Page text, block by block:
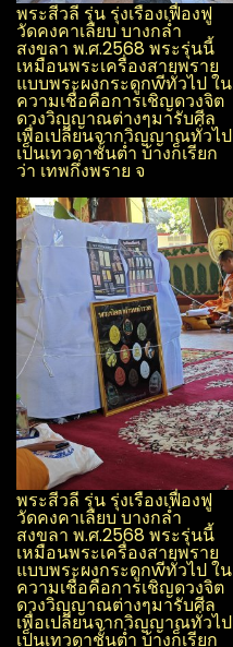
พระสีวลี รุ่น รุ่งเรือง​เฟื่องฟู​
วัด​คงคา​เลียบ​ บางกล่ำ​
สงขลา​ พ.ศ.2568 พระรุ่นนี้
เหมือนพระเครื่องสายพราย
แบบพระผง​กระดูกwีทั่วไป ใน
ความเชื่อคือการเชิญดวงจิต
ดวงวิญญาณ​ต่างๆมารับศีล
เพื่อเปลี่ยนจากวิญญาณ​ทั่วไป
เป็นเทวดาชั้นต่ำ บ้างก็เรียก
ว่า เทพกึ่งพราย จ
พระสีวลี รุ่น รุ่งเรือง​เฟื่องฟู​
วัด​คงคา​เลียบ​ บางกล่ำ​
สงขลา​ พ.ศ.2568 พระรุ่นนี้
เหมือนพระเครื่องสายพราย
แบบพระผง​กระดูกwีทั่วไป ใน
ความเชื่อคือการเชิญดวงจิต
ดวงวิญญาณ​ต่างๆมารับศีล
เพื่อเปลี่ยนจากวิญญาณ​ทั่วไป
เป็นเทวดาชั้นต่ำ บ้างก็เรียก